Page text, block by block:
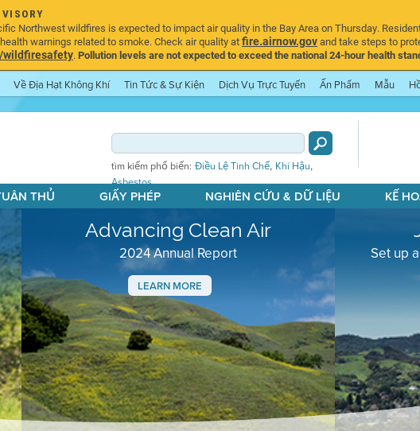
Northwest wildfires is expected to impact air quality in the Bay Area on Thursday.
warnings related to smoke. Check air quality atfire.airnow.govand take steps to
wildfiresafety.Pollution levels are not expected to exceed the national 24-hour health
Về Địa Hạt Không Khí Tin Tức & Sự Kiện Dịch Vụ Trực Tuyến Ấn Phẩm Mẫu
tìm kiếm phổ biến: Điều Lệ Tinh Chế, Khí Hậu,
Asbestos
THỦ GIẤY PHÉP NGHIÊN CỨU & DỮ LIỆU KẾ
Advancing Clean Air
2024 Annual Report
LEARN MORE
Set up